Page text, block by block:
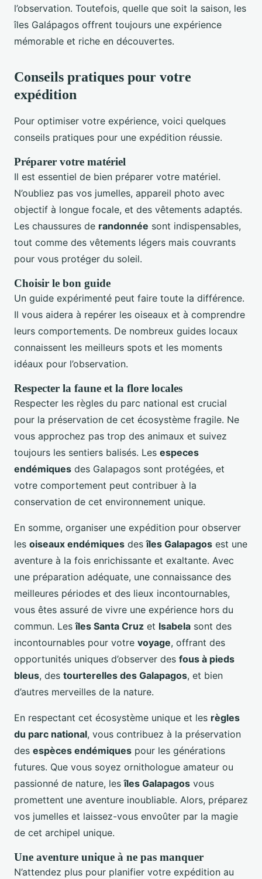
l’observation. Toutefois, quelle que soit la saison, les
îles Galápagos offrent toujours une expérience
mémorable et riche en découvertes.
Conseils pratiques pour votre
expédition
Pour optimiser votre expérience, voici quelques
conseils pratiques pour une expédition réussie.
Préparer votre matériel
Il est essentiel de bien préparer votre matériel.
N’oubliez pas vos jumelles, appareil photo avec
objectif à longue focale, et des vêtements adaptés.
Les chaussures de randonnée sont indispensables,
tout comme des vêtements légers mais couvrants
pour vous protéger du soleil.
Choisir le bon guide
Un guide expérimenté peut faire toute la différence.
Il vous aidera à repérer les oiseaux et à comprendre
leurs comportements. De nombreux guides locaux
connaissent les meilleurs spots et les moments
idéaux pour l’observation.
Respecter la faune et la flore locales
Respecter les règles du parc national est crucial
pour la préservation de cet écosystème fragile. Ne
vous approchez pas trop des animaux et suivez
toujours les sentiers balisés. Les especes
endémiques des Galapagos sont protégées, et
votre comportement peut contribuer à la
conservation de cet environnement unique.
En somme, organiser une expédition pour observer
les oiseaux endémiques desîles Galapagos est une
aventure à la fois enrichissante et exaltante. Avec
une préparation adéquate, une connaissance des
meilleures périodes et des lieux incontournables,
vous êtes assuré de vivre une expérience hors du
commun. Lesîles Santa Cruz et Isabela sont des
incontournables pour votre voyage, offrant des
opportunités uniques d’observer des fous à pieds
bleus, des tourterelles des Galapagos, et bien
d’autres merveilles de la nature.
En respectant cet écosystème unique et les règles
du parc national, vous contribuez à la préservation
des espèces endémiques pour les générations
futures. Que vous soyez ornithologue amateur ou
passionné de nature, lesîles Galapagos vous
promettent une aventure inoubliable. Alors, préparez
vos jumelles et laissez-vous envoûter par la magie
de cet archipel unique.
Une aventure unique à ne pas manquer
N’attendez plus pour planifier votre expédition au